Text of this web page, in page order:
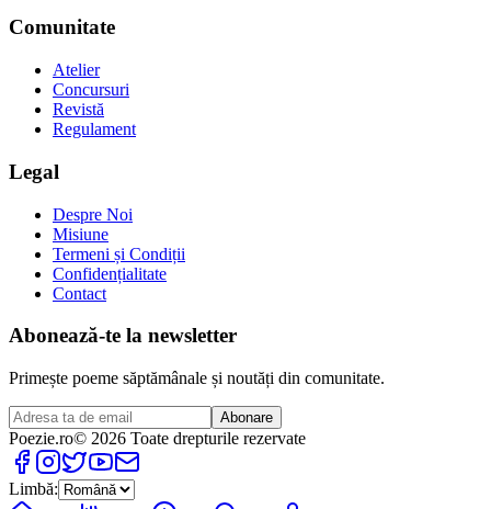
Comunitate
Atelier
Concursuri
Revistă
Regulament
Legal
Despre Noi
Misiune
Termeni și Condiții
Confidențialitate
Contact
Abonează-te la newsletter
Primește poeme săptămânale și noutăți din comunitate.
Abonare
Poezie.ro© 2026 Toate drepturile rezervate
Limbă: